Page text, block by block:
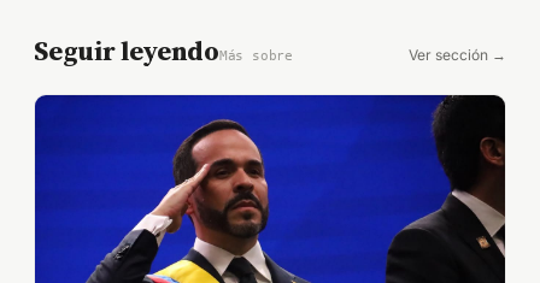
Seguir leyendoMás sobre Ver sección →